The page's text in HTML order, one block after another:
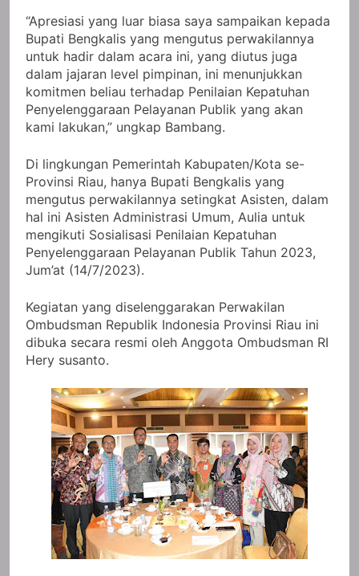
“Apresiasi yang luar biasa saya sampaikan kepada
Bupati Bengkalis yang mengutus perwakilannya
untuk hadir dalam acara ini, yang diutus juga
dalam jajaran level pimpinan, ini menunjukkan
komitmen beliau terhadap Penilaian Kepatuhan
Penyelenggaraan Pelayanan Publik yang akan
kami lakukan,” ungkap Bambang.
Di lingkungan Pemerintah Kabupaten/Kota se-
Provinsi Riau, hanya Bupati Bengkalis yang
mengutus perwakilannya setingkat Asisten, dalam
hal ini Asisten Administrasi Umum, Aulia untuk
mengikuti Sosialisasi Penilaian Kepatuhan
Penyelenggaraan Pelayanan Publik Tahun 2023,
Jum’at (14/7/2023).
Kegiatan yang diselenggarakan Perwakilan
Ombudsman Republik Indonesia Provinsi Riau ini
dibuka secara resmi oleh Anggota Ombudsman RI
Hery susanto.